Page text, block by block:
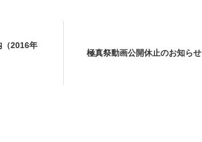
（2016年
極真祭動画公開休止のお知らせ